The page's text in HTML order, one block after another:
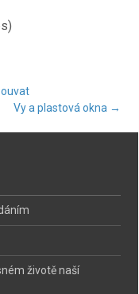
Vy a plastová okna →
životě naší